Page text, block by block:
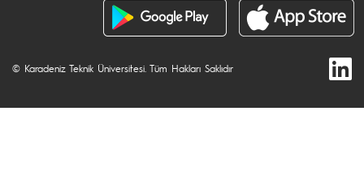
© Karadeniz Teknik Üniversitesi. Tüm Hakları Saklıdır